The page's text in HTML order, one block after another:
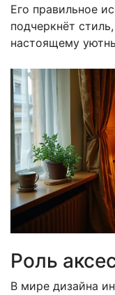
Его правильное
подчеркнёт
настоящему
Роль
В мире дизайна